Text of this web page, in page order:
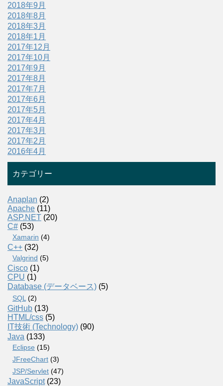
2018年9月
2018年8月
2018年3月
2018年1月
2017年12月
2017年10月
2017年9月
2017年8月
2017年7月
2017年6月
2017年5月
2017年4月
2017年3月
2017年2月
2016年4月
カテゴリー
Anaplan (2)
Apache (11)
ASP.NET (20)
C# (53)
Xamarin (4)
C++ (32)
Valgrind (5)
Cisco (1)
CPU (1)
Database (データベース) (5)
SQL (2)
GitHub (13)
HTML/css (5)
IT技術 (Technology) (90)
Java (133)
Eclipse (15)
JFreeChart (3)
JSP/Servlet (47)
JavaScript(23)